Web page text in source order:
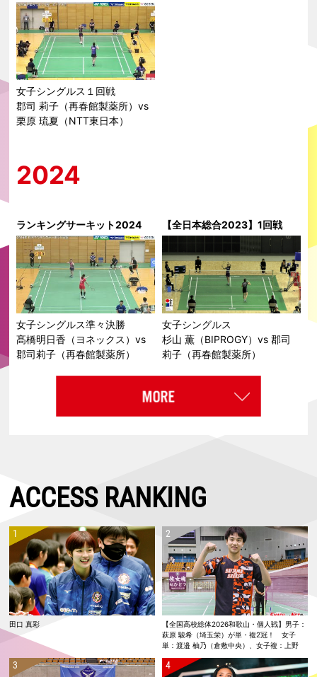
女子シングルス１回戦
郡司 莉子（再春館製薬所）vs
栗原 琉夏（NTT東日本）
2024
ランキングサーキット2024
女子シングルス準々決勝
髙橋明日香（ヨネックス）vs
郡司莉子（再春館製薬所）
【全日本総合2023】1回戦
女子シングルス
杉山 薫（BIPROGY）vs 郡司
莉子（再春館製薬所）
ACCESS RANKING
田口 真彩
【全国高校総体2026和歌山・個人戦】男子：
萩原 駿希（埼玉栄）が単・複2冠！ 女子
単：渡邉 柚乃（倉敷中央）、女子複：上野
覇！